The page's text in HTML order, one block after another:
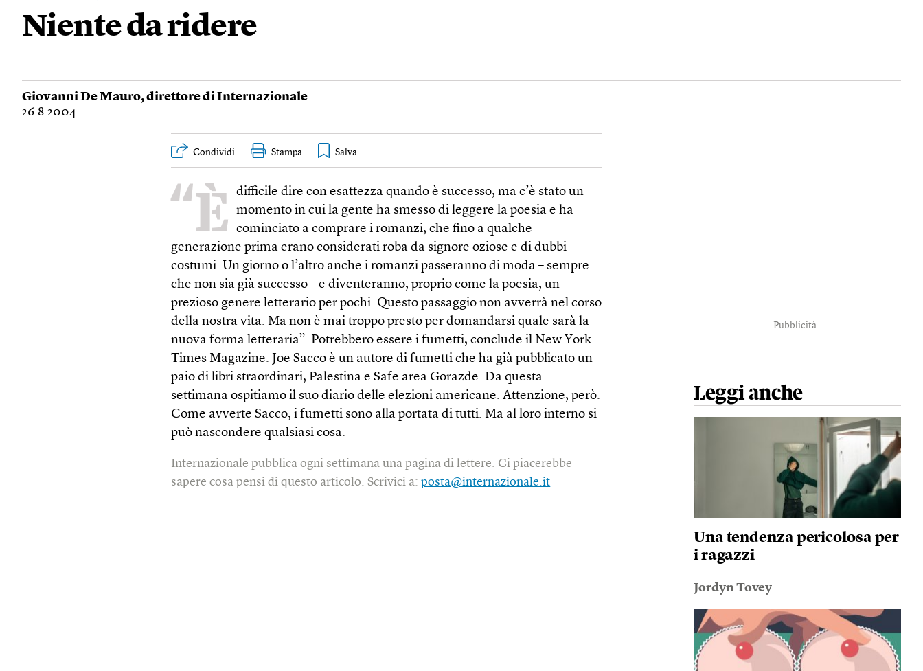
Niente da ridere
Giovanni De Mauro, direttore di Internazionale
26.8.2004
Condividi Stampa
“È
difficile dire con esattezza quando è successo, ma c’è stato un
momento in cui la gente ha smesso di leggere la poesia e ha
cominciato a comprare i romanzi, che fino a qualche
generazione prima erano considerati roba da signore oziose e di dubbi
costumi. Un giorno o l’altro anche i romanzi passeranno di moda – sempre
che non sia già successo – e diventeranno, proprio come la poesia, un
prezioso genere letterario per pochi. Questo passaggio non avverrà nel corso
della nostra vita. Ma non è mai troppo presto per domandarsi quale sarà la
nuova forma letteraria”. Potrebbero essere i fumetti, conclude il New York
Times Magazine. Joe Sacco è un autore di fumetti che ha già pubblicato un
paio di libri straordinari, Palestina e Safe area Gorazde. Da questa
settimana ospitiamo il suo diario delle elezioni americane. Attenzione, però.
Come avverte Sacco, i fumetti sono alla portata di tutti. Ma al loro interno si
può nascondere qualsiasi cosa.
Internazionale pubblica ogni settimana una pagina di lettere. Ci piacerebbe
sapere cosa pensi di questo articolo. Scrivici a:posta@internazionale.it
Pubblicità
Leggi anche
Una tendenza pericolosa per
i ragazzi
Jordyn Tovey